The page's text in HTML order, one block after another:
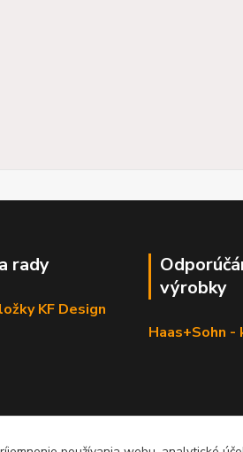
rady
KF Design
výrobky
Haas+Sohn -